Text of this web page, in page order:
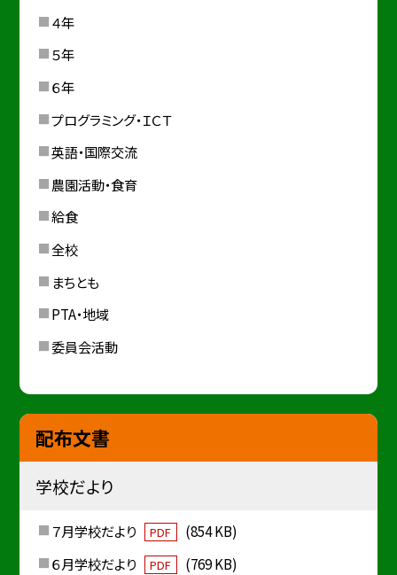
４年
５年
６年
プログラミング・ＩＣＴ
英語・国際交流
農園活動・食育
給食
全校
まちとも
PTA・地域
委員会活動
配布文書
学校だより
７月学校だより PDF
(854 KB)
６月学校だより
PDF
(769 KB)